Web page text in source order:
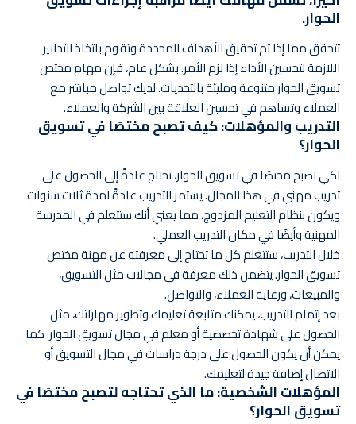
الحوار.
تتحقق مما إذا تم تحقيق الأهداف المحددة وتقوم باتخاذ التدابير
اللازمة لتحسين الأداء إذا لزم الأمر. بشكل عام، فإن مهام مختص
تسويق الحوار متنوعة ومليئة بالتحديات. لديك تواصل مباشر مع
العملاء وتساهم في تحسين العلاقة بين الشركة والعملاء.
التدريب والمؤهلات: كيف تصبح مختصًا في تسويق
الحوار؟
لكي تصبح مختصًا في تسويق الحوار، تحتاج عادةً إلى الحصول على
تدريب مهني في هذا المجال. يستمر التدريب عادةً لمدة ثلاث سنوات
ويكون بنظام التعليم المزدوج، مما يعني أنك ستتعلم في المدرسة
المهنية وأيضًا في مكان التدريب العملي.
خلال التدريب، ستتعلم كل ما تحتاج إلى معرفته عن مهنة مختص
تسويق الحوار. يتضمن ذلك معرفة في مجالات مثل التسويق،
والمبيعات، ورعاية العملاء، والتواصل.
بعد إتمام التدريب، يمكنك متابعة تعليمك وتطوير مهاراتك، مثل
الحصول على شهادة تخصصية أو معلم في مجال تسويق الحوار. كما
يمكن أن يكون الحصول على درجة دراسات في مجال التسويق أو
الاتصال إضافة جيدة لتعليمك.
المؤهلات الشخصية: ما الذي تحتاجه لتصبح مختصًا في
تسويق الحوار؟